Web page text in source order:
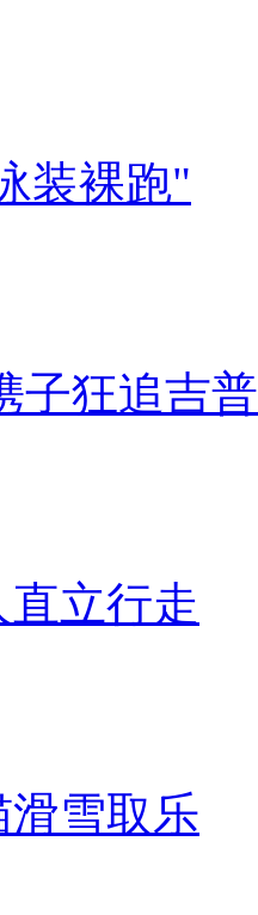
装裸跑"
子狂追吉
立行走
雪取乐